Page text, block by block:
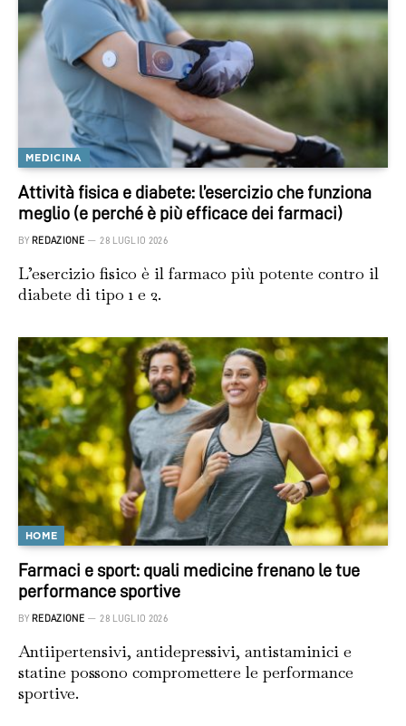
MEDICINA
Attività fisica e diabete: l’esercizio che funziona
meglio (e perché è più efficace dei farmaci)
BY REDAZIONE 28 LUGLIO 2026
L’esercizio fisico è il farmaco più potente contro il
diabete di tipo 1 e 2.
HOME
Farmaci e sport: quali medicine frenano le tue
performance sportive
BY REDAZIONE 28 LUGLIO 2026
Antiipertensivi, antidepressivi, antistaminici e
statine possono compromettere le performance
sportive.